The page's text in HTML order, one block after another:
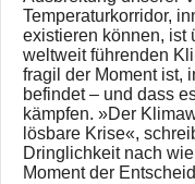
Temperaturkorridor,
existieren können, ist
weltweit führenden
fragil der Moment ist,
befindet – und dass
kämpfen. »Der
lösbare Krise«,
Dringlichkeit nach
Moment der